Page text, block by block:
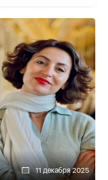
11 декабря 2025